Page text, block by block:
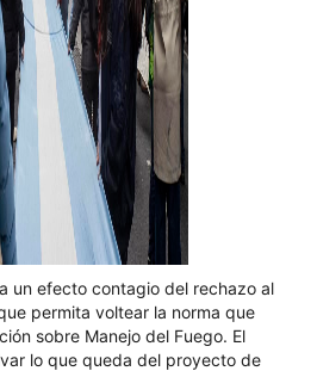
un efecto contagio del rechazo al
permita voltear la norma que
sobre Manejo del Fuego. El
lo que queda del proyecto de